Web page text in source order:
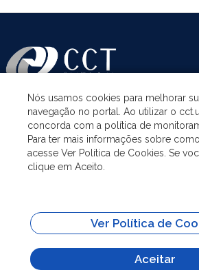
ASSUNTOS
ACESSO À INFORMAÇÃO
SITES IMPORTANTES
Nós usamos cookies para melhorar
navegação no portal. Ao utilizar o
concorda com a política de
Para ter mais informações sobre
acesse Ver Política de Cookies. Se
clique em Aceito.
Ver Política de
Aceitar